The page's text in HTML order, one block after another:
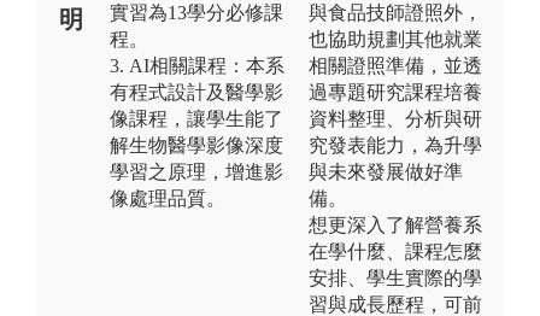
明
實習為13學分必修課
程。
3. AI相關課程：本系
有程式設計及醫學影
像課程，讓學生能了
解生物醫學影像深度
學習之原理，增進影
像處理品質。
與食品技師證照外，
也協助規劃其他就業
相關證照準備，並透
過專題研究課程培養
資料整理、分析與研
究發表能力，為升學
與未來發展做好準
備。
想更深入了解營養系
在學什麼、課程怎麼
安排、學生實際的學
習與成長歷程，可前